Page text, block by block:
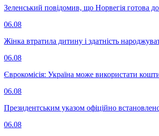
Зеленський повідомив, що Норвегія готова
06.08
Жінка втратила дитину і здатність
06.08
Єврокомісія: Україна може використати
06.08
Президентським указом офіційно
06.08